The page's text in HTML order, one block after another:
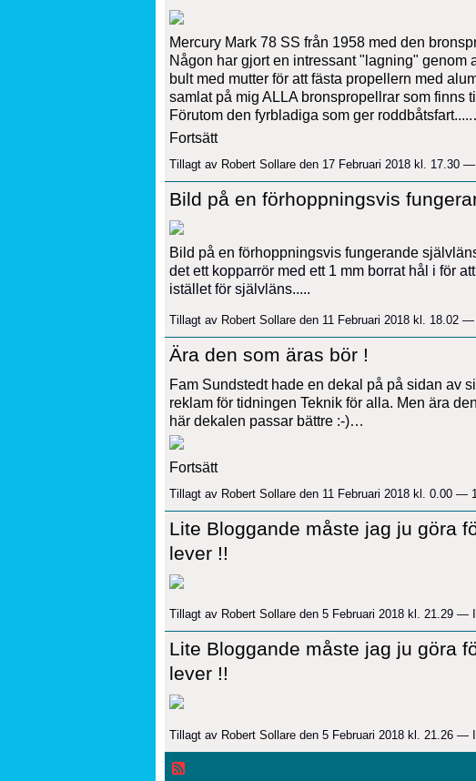
Mercury Mark 78 SS från 1958 med den
Någon har gjort en intressant "lagning" genom
bult med mutter för att fästa propellern med
samlat på mig ALLA bronspropellrar som finns
Förutom den fyrbladiga som ger
Fortsätt
Tillagt av Robert Sollare den 17 Februari 2018 kl. 17.30
Bild på en förhoppningsvis
Bild på en förhoppningsvis fungerande
det ett kopparrör med ett 1 mm borrat hål i för
istället för självläns.....
Tillagt av Robert Sollare den 11 Februari 2018 kl. 18.02
Ära den som äras bör !
Fam Sundstedt hade en dekal på på sidan av
reklam för tidningen Teknik för alla. Men ära
här dekalen passar bättre :-)…
Fortsätt
Tillagt av Robert Sollare den 11 Februari 2018 kl. 0.00 —
Lite Bloggande måste jag ju göra
lever !!
Tillagt av Robert Sollare den 5 Februari 2018 kl. 21.29 —
Lite Bloggande måste jag ju göra
lever !!
Tillagt av Robert Sollare den 5 Februari 2018 kl. 21.26 —